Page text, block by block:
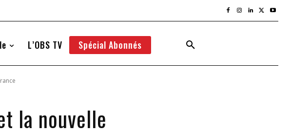
L’OBS TV Spécial Abonnés
la nouvelle